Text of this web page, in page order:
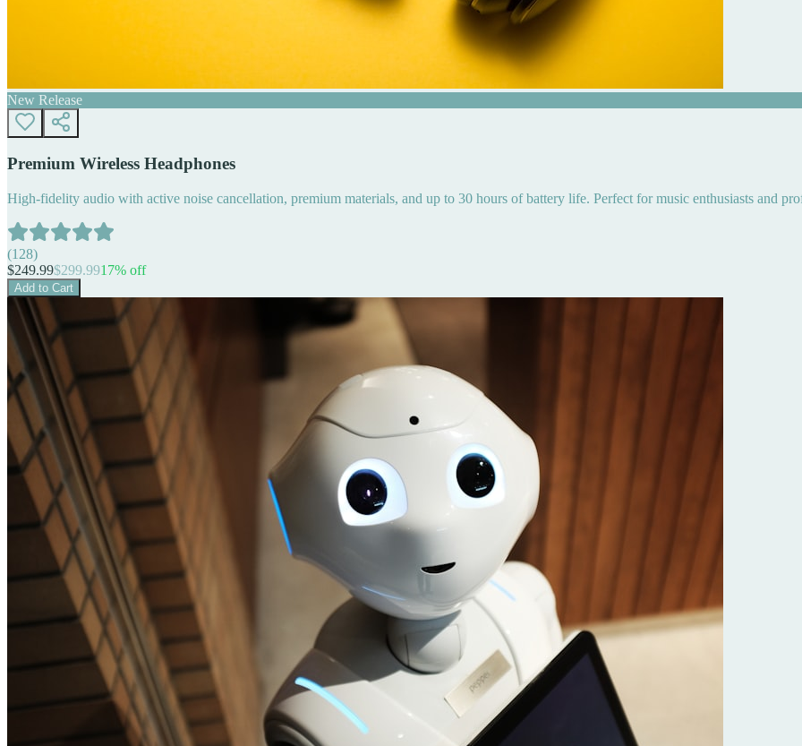
New Release
Premium Wireless Headphones
High-fidelity audio with active noise cancellation, premium materials, and up to 30 hours of battery life. Perfect for music enthusiasts and
(128)
$249.99$299.9917% off
Add to Cart